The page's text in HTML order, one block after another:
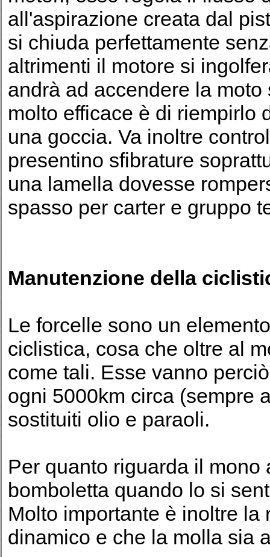
all'aspirazione creata dal
si chiuda perfettamente
altrimenti il motore si
andrà ad accendere la
molto efficace è di riempirlo
una goccia. Va inoltre
presentino sfibrature
una lamella dovesse
spasso per carter e gruppo
Manutenzione della
Le forcelle sono un
ciclistica, cosa che oltre al
come tali. Esse vanno
ogni 5000km circa (sempre
sostituiti olio e paraoli.
Per quanto riguarda il
bomboletta quando lo si
Molto importante è inoltre
dinamico e che la molla sia